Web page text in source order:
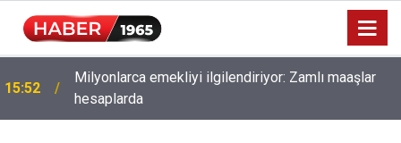
15:52
Milyonlarca emekliyi ilgilendiriyor: Zamlı maaşlar
hesaplarda